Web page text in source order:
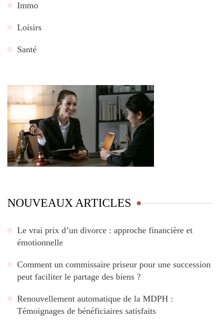
Immo
Loisirs
Santé
NOUVEAUX ARTICLES
Le vrai prix d’un divorce : approche financière et
émotionnelle
Comment un commissaire priseur pour une succession
peut faciliter le partage des biens ?
Renouvellement automatique de la MDPH :
Témoignages de bénéficiaires satisfaits